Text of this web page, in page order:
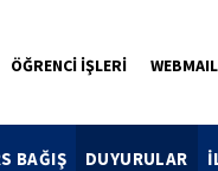
ÖĞRENCİ İŞLERİ WEBMAIL
BAĞIŞ DUYURULAR